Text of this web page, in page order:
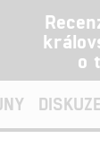
o
DISKUZE